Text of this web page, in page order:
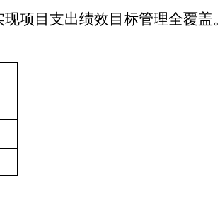
现项目支出绩效目标管理全覆盖